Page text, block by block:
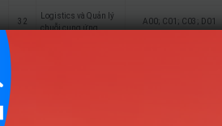
32
Logistics và Quản lý
chuỗi cung ứng
A00; C01; C03; D01